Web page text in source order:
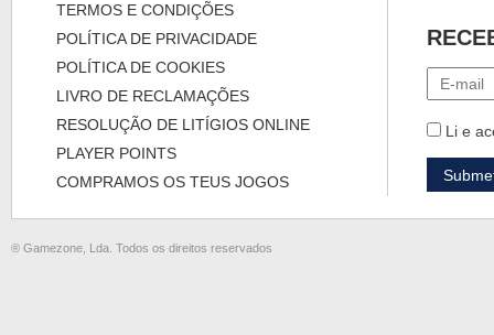
TERMOS E CONDIÇÕES
POLÍTICA DE PRIVACIDADE
POLÍTICA DE COOKIES
LIVRO DE RECLAMAÇÕES
RESOLUÇÃO DE LITÍGIOS ONLINE
PLAYER POINTS
COMPRAMOS OS TEUS JOGOS
Li e
® Gamezone, Lda. Todos os direitos reservados